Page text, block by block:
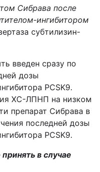
Сибрава после
ингибитором
субтилизин-
введен сразу по
дозы
PCSK9.
ХС-ЛПНП на низком
препарат Сибрава в
последней дозы
PCSK9.
в случае